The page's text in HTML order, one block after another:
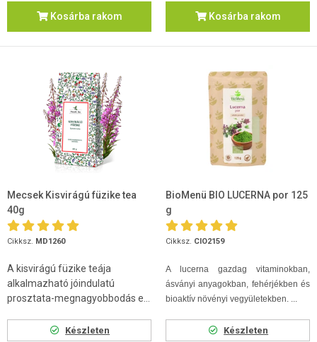
Kosárba rakom Kosárba rakom
Mecsek Kisvirágú füzike tea
40g
Cikksz. MD1260
A kisvirágú füzike teája
alkalmazható jóindulatú
prosztata-megnagyobbodás e...
Készleten
BioMenü BIO LUCERNA por 125
g
Cikksz. CIO2159
A lucerna gazdag vitaminokban,
ásványi anyagokban, fehérjékben és
bioaktív növényi vegyületekben. ...
Készleten